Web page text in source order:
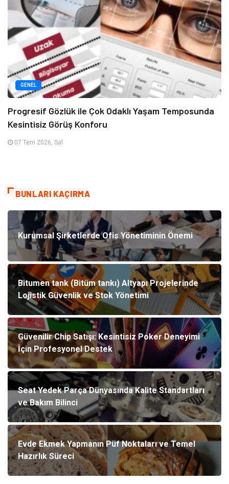
GENEL
Progresif Gözlük ile Çok Odaklı Yaşam Temposunda
Kesintisiz Görüş Konforu
07 Tem 2026, Sal
BUNLARI KAÇIRMA
Kurumsal Şirketlerde Ofis Yönetiminin Önemi
Bitumen tank (Bitüm tankı) Altyapı Projelerinde
Lojistik Güvenlik ve Stok Yönetimi
Güvenilir Chip Satışı: Kesintisiz Poker Deneyimi
İçin Profesyonel Destek
Seat Yedek Parça Dünyasında Kalite Standartları
ve Bakım Bilinci
Evde Ekmek Yapmanın Püf Noktaları ve Temel
Hazırlık Süreci